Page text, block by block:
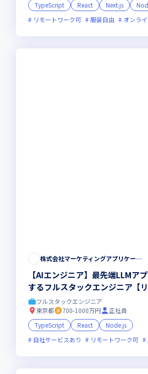
TypeScript
React Next.js
リモートワーク可
服装自由 オンラ
株式会社マーケティングアプリケーションズ
【AIエンジニア】最先端LLMア
するフルスタックエンジニア【リ
フルスタックエンジニア
東京都
700-1000万円
正社員
TypeScript
React
Node.js
自社サービスあり
リモートワーク可